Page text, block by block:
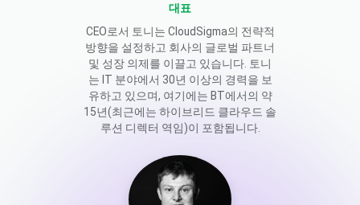
대표
CEO로서 토니는 CloudSigma의 전략적
방향을 설정하고 회사의 글로벌 파트너
및 성장 의제를 이끌고 있습니다. 토니
는 IT 분야에서 30년 이상의 경력을 보
유하고 있으며, 여기에는 BT에서의 약
15년(최근에는 하이브리드 클라우드 솔
루션 디렉터 역임)이 포함됩니다.